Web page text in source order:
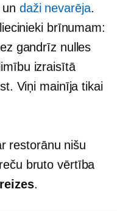
daži nevarēja.
brīnumam:
gandrīz nulles
izraisītā
Viņi mainīja tikai
restorānu nišu
bruto vērtība
.